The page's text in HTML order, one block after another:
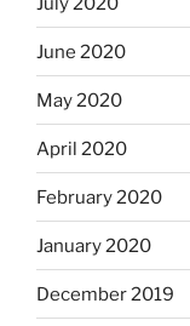
June 2020
May 2020
April 2020
February 2020
January 2020
December 2019